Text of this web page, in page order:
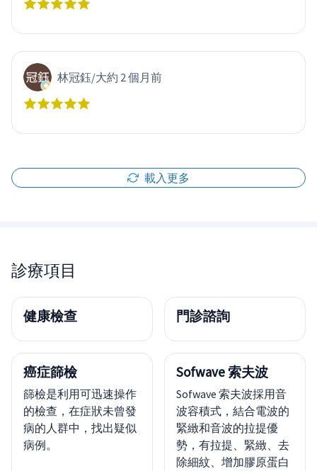
林冠鈺/大約 2 個月前
載入更多
診療項目
健康檢查 門診諮詢
癌症篩檢
篩檢是利用可迅速操作
的檢查，在症狀未曾發
病的人群中，找出疑似
病例。
Sofwave 索夫波
Sofwave 索夫波採用音
波容積式，結合電波的
緊緻和音波的拉提優
勢，有拉提、緊緻、去
除細紋、增加膠原蛋白